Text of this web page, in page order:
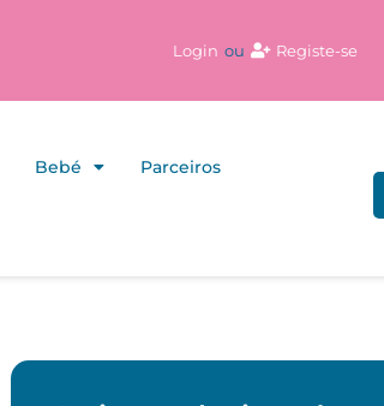
Login ou Registe-se
Bebé Parceiros